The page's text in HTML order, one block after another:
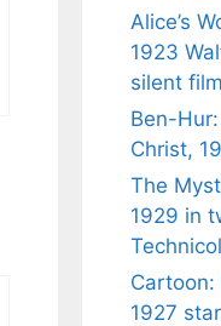
Alice’s
1923
silent film
Ben-
Christ,
The
1929 in
Cartoon:
1927